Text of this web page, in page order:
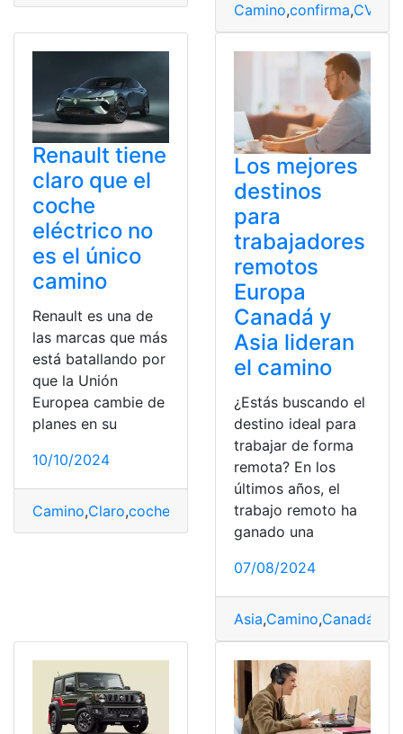
Camino,confirma,CV
Renault tiene
claro que el
coche
eléctrico no
es el único
camino
Renault es una de
las marcas que más
está batallando por
que la Unión
Europea cambie de
planes en su
10/10/2024
Camino,Claro,coche ,Enchufable,Futuro
Los mejores
destinos
para
trabajadores
remotos
Europa
Canadá y
Asia lideran
el camino
¿Estás buscando el
destino ideal para
trabajar de forma
remota? En los
últimos años, el
trabajo remoto ha
ganado una
07/08/2024
Asia,Camino,Canadá